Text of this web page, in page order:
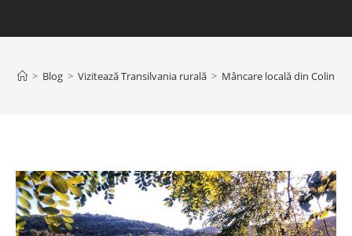
> Blog > Vizitează Transilvania rurală > Mâncare locală din